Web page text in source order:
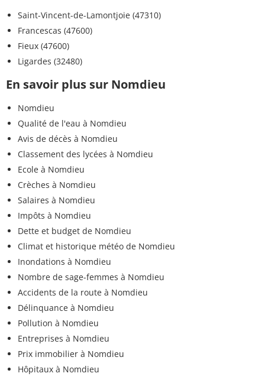
Saint-Vincent-de-Lamontjoie (47310)
Francescas (47600)
Fieux (47600)
Ligardes (32480)
En savoir plus sur Nomdieu
Nomdieu
Qualité de l'eau à Nomdieu
Avis de décès à Nomdieu
Classement des lycées à Nomdieu
Ecole à Nomdieu
Crèches à Nomdieu
Salaires à Nomdieu
Impôts à Nomdieu
Dette et budget de Nomdieu
Climat et historique météo de Nomdieu
Inondations à Nomdieu
Nombre de sage-femmes à Nomdieu
Accidents de la route à Nomdieu
Délinquance à Nomdieu
Pollution à Nomdieu
Entreprises à Nomdieu
Prix immobilier à Nomdieu
Hôpitaux à Nomdieu